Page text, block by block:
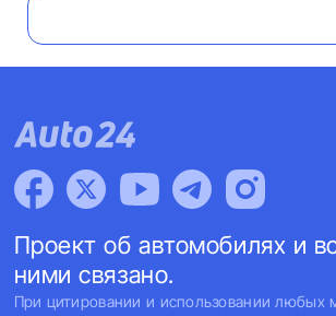
Проект об автомобилях и
ними связано.
При цитировании и использовании любых